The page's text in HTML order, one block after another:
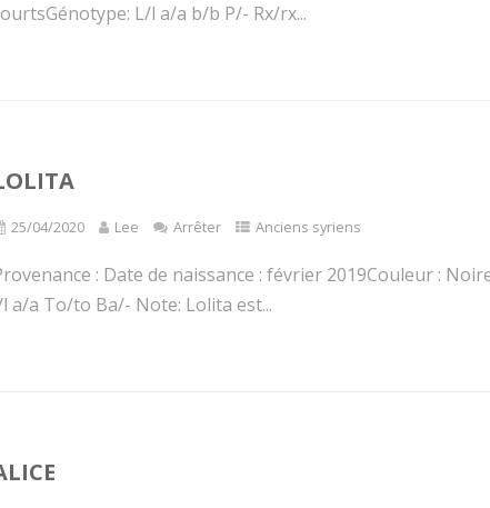
L/l a/a b/b P/- Rx/rx...
25/04/2020 Lee Arrêter Anciens syriens
: Date de naissance : février 2019Couleur :
a/a To/to Ba/- Note: Lolita est...